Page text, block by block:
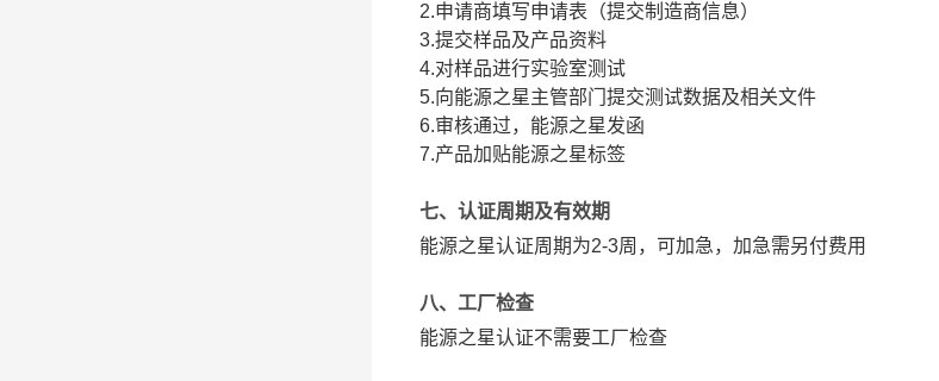
2.申请商填写申请表（提交制造商信息）
3.提交样品及产品资料
4.对样品进行实验室测试
5.向能源之星主管部门提交测试数据及相关文件
6.审核通过，能源之星发函
7.产品加贴能源之星标签
七、认证周期及有效期
能源之星认证周期为2-3周，可加急，加急需另付费用
八、工厂检查
能源之星认证不需要工厂检查